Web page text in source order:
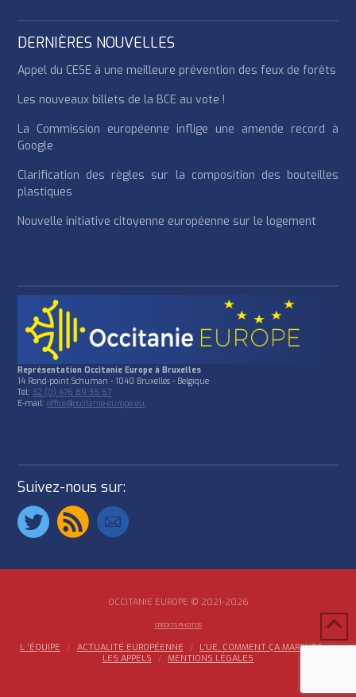
DERNIÈRES NOUVELLES
Appel du CESE à une meilleure prévention des feux de forêts
Les nouveaux billets de la BCE au vote !
La Commission européenne inflige une amende record à
Google
Clarification des règles sur la composition des bouteilles
plastiques
Nouvelle initiative citoyenne européenne sur le logement
Représentation Occitanie Europe à Bruxelles
14 Rond-point Schuman - 1040 Bruxelles - Belgique
Tél:32 (0) 476 89 35 57
E-mail:office@occitanie-europe.eu
Suivez-nous sur:
OCCITANIE EUROPE © 2021-2026
CRÉDITS PHOTOS
L ‘ÉQUIPE ACTUALITÉ EUROPÉENNE
L’UE, COMMENT ÇA MARCHE?
LES APPELS
MENTIONS LÉGALES